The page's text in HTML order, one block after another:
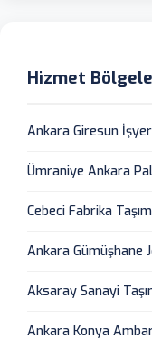
Hizmet
Ankara Giresun
Ümraniye Ankara
Cebeci Fabrika
Ankara Gümüşhane
Aksaray Sanayi
Ankara Konya